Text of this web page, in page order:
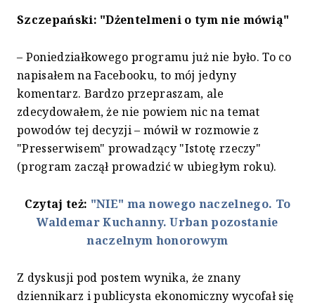
Szczepański: "Dżentelmeni o tym nie mówią"
– Poniedziałkowego programu już nie było. To co
napisałem na Facebooku, to mój jedyny
komentarz. Bardzo przepraszam, ale
zdecydowałem, że nie powiem nic na temat
powodów tej decyzji – mówił w rozmowie z
"Presserwisem" prowadzący "Istotę rzeczy"
(program zaczął prowadzić w ubiegłym roku).
Czytaj też: "NIE" ma nowego naczelnego. To
Waldemar Kuchanny. Urban pozostanie
naczelnym honorowym
Z dyskusji pod postem wynika, że znany
dziennikarz i publicysta ekonomiczny wycofał się